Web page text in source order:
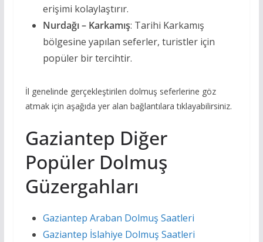
erişimi kolaylaştırır.
Nurdağı – Karkamış: Tarihi Karkamış
bölgesine yapılan seferler, turistler için
popüler bir tercihtir.
İl genelinde gerçekleştirilen dolmuş seferlerine göz
atmak için aşağıda yer alan bağlantılara tıklayabilirsiniz.
Gaziantep Diğer
Popüler Dolmuş
Güzergahları
Gaziantep Araban Dolmuş Saatleri
Gaziantep İslahiye Dolmuş Saatleri